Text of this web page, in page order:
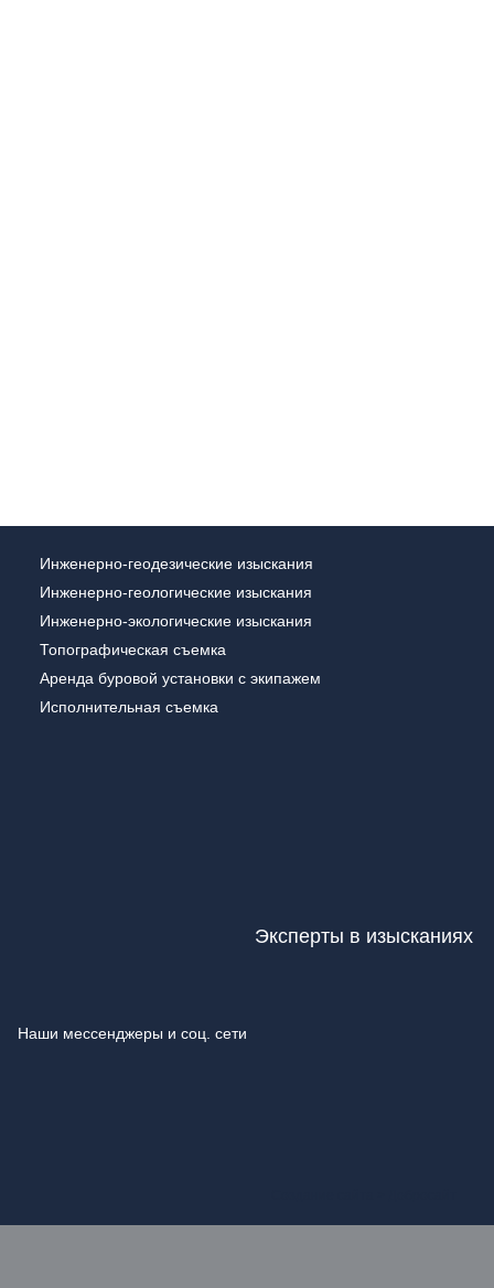
Инженерно-геодезические изыскания
Инженерно-геологические изыскания
Инженерно-экологические изыскания
Топографическая съемка
Аренда буровой установки с экипажем
Исполнительная съемка
Эксперты в изысканиях
Наши мессенджеры и соц. сети